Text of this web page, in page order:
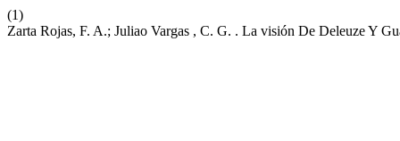
(1)
Zarta Rojas, F. A.; Juliao Vargas , C. G. . La visión De Deleuze Y